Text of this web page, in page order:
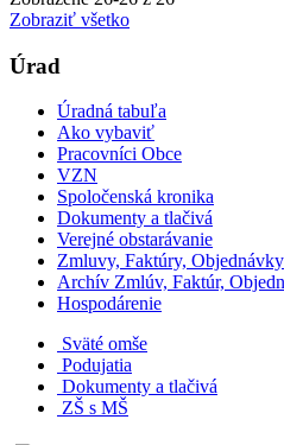
Zobraziť všetko
Úrad
Úradná tabuľa
Ako vybaviť
Pracovníci Obce
VZN
Spoločenská kronika
Dokumenty a tlačivá
Verejné obstarávanie
Zmluvy, Faktúry, Objednávky
Archív Zmlúv, Faktúr,
Hospodárenie
Sväté omše
Podujatia
Dokumenty a tlačivá
ZŠ s MŠ